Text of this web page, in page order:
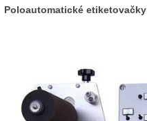
Poloautomatické etiketovačky